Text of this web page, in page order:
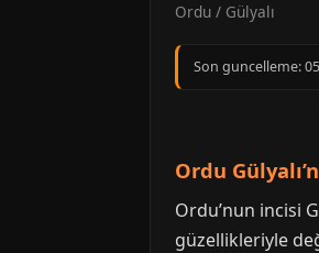
Ordu / Gülyalı
Son guncelleme:
Ordu
Ordu’nun incisi
güzellikleriyle